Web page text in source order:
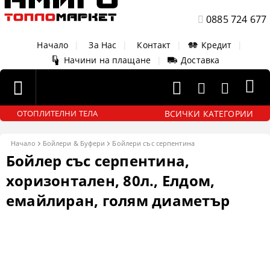
0885 724 677
Начало За Нас Контакт Кредит
Начини на плащане
Доставка
ОТОПЛИТЕЛНИ ТЕЛА ВСИЧКИ КАТЕГОРИИ
Начало Бойлери & Буфери Бойлери със серпентина
Бойлер със серпентина,
хоризонтален, 80л., Елдом,
емайлиран, голям диаметър